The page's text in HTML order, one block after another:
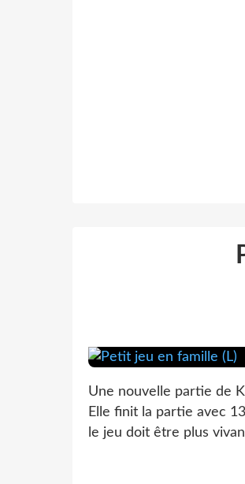
Une nouvelle partie de
Elle finit la partie avec
le jeu doit être plus